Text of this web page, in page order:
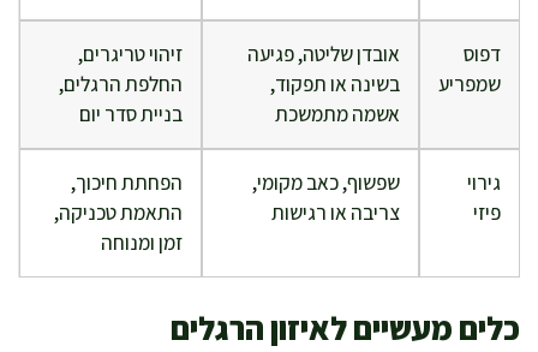
דפוס
שמפריע
אובדן שליטה, פגיעה
בשינה או תפקוד,
אשמה מתמשכת
זיהוי טריגרים,
החלפת הרגלים,
בניית סדר יום
גירוי
פיזי
שפשוף, כאב מקומי,
צריבה או רגישות
הפחתת חיכוך,
התאמת טכניקה,
זמן ומנוחה
כלים מעשיים לאיזון הרגלים